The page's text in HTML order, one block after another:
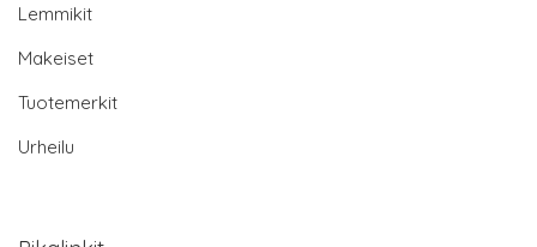
Lemmikit
Makeiset
Tuotemerkit
Urheilu